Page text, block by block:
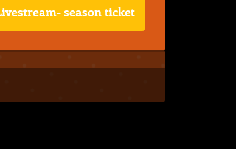
season ticket